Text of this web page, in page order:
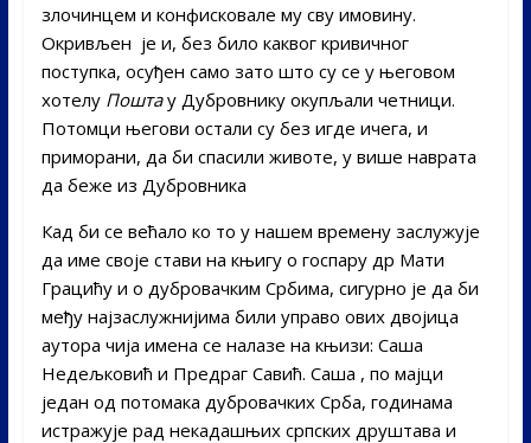
злочинцем и конфисковале му сву имовину.
Окривљен је и, без било каквог кривичног
поступка, осуђен само зато што су се у његовом
хотелу Поштау Дубровнику окупљали четници.
Потомци његови остали су без игде ичега, и
приморани, да би спасили животе, у више наврата
да беже из Дубровника
Кад би се већало ко то у нашем времену заслужује
да име своје стави на књигу о госпару др Мати
Грацићу и о дубровачким Србима, сигурно је да би
међу најзаслужнијима били управо ових двојица
аутора чија имена се налазе на књизи: Саша
Недељковић и Предраг Савић. Саша , по мајци
један од потомака дубровачких Срба, годинама
истражује рад некадашњих српских друштава и